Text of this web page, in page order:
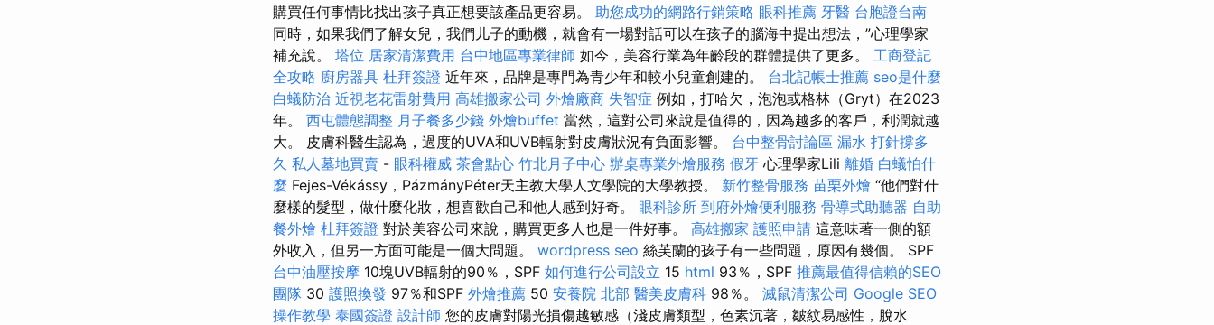
購買任何事情比找出孩子真正想要該產品更容易。 助您成功的網路行銷策略 眼科推薦 牙醫 台胞證台南
同時，如果我們了解女兒，我們儿子的動機，就會有一場對話可以在孩子的腦海中提出想法，”心理學家
補充說。 塔位 居家清潔費用 台中地區專業律師 如今，美容行業為年齡段的群體提供了更多。 工商登記
全攻略 廚房器具 杜拜簽證 近年來，品牌是專門為青少年和較小兒童創建的。 台北記帳士推薦 seo是什麼
白蟻防治 近視老花雷射費用 高雄搬家公司 外燴廠商 失智症 例如，打哈欠，泡泡或格林（Gryt）在2023
年。 西屯體態調整 月子餐多少錢 外燴buffet 當然，這對公司來說是值得的，因為越多的客戶，利潤就越
大。 皮膚科醫生認為，過度的UVA和UVB輻射對皮膚狀況有負面影響。 台中整骨討論區 漏水 打針撐多
久 私人墓地買賣 - 眼科權威 茶會點心 竹北月子中心 辦桌專業外燴服務 假牙 心理學家Lili 離婚 白蟻怕什
麼 Fejes-Vékássy，PázmányPéter天主教大學人文學院的大學教授。 新竹整骨服務 苗栗外燴 “他們對什
麼樣的髮型，做什麼化妝，想喜歡自己和他人感到好奇。 眼科診所 到府外燴便利服務 骨導式助聽器 自助
餐外燴 杜拜簽證 對於美容公司來說，購買更多人也是一件好事。 高雄搬家 護照申請 這意味著一側的額
外收入，但另一方面可能是一個大問題。 wordpress seo 絲芙蘭的孩子有一些問題，原因有幾個。 SPF
台中油壓按摩 10塊UVB輻射的90％，SPF 如何進行公司設立 15 html 93％，SPF 推薦最值得信賴的SEO
團隊 30 護照換發 97％和SPF 外燴推薦 50 安養院 北部 醫美皮膚科 98％。 滅鼠清潔公司 Google SEO
操作教學 泰國簽證 設計師 您的皮膚對陽光損傷越敏感（淺皮膚類型，色素沉著，皺紋易感性，脫水